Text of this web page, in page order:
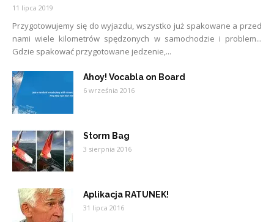
11 lipca 2019
Przygotowujemy się do wyjazdu, wszystko już spakowane a przed
nami wiele kilometrów spędzonych w samochodzie i problem...
Gdzie spakować przygotowane jedzenie,...
Ahoy! Vocabla on Board
6 września 2016
Storm Bag
3 sierpnia 2016
Aplikacja RATUNEK!
31 lipca 2016